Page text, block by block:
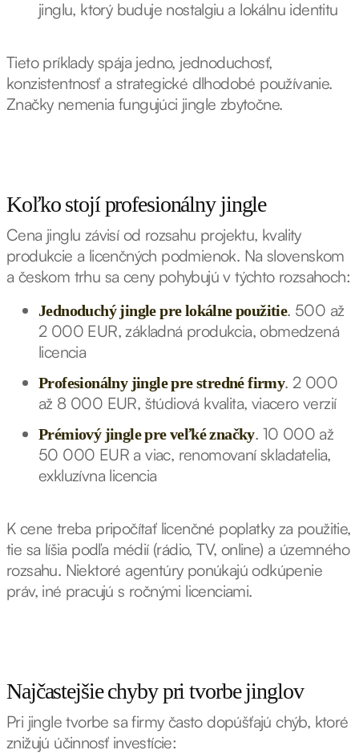
jinglu, ktorý buduje nostalgiu a lokálnu identitu
Tieto príklady spája jedno, jednoduchosť,
konzistentnosť a strategické dlhodobé používanie.
Značky nemenia fungujúci jingle zbytočne.
Koľko stojí profesionálny jingle
Cena jinglu závisí od rozsahu projektu, kvality
produkcie a licenčných podmienok. Na slovenskom
a českom trhu sa ceny pohybujú v týchto rozsahoch:
Jednoduchý jingle pre lokálne použitie. 500 až
2 000 EUR, základná produkcia, obmedzená
licencia
Profesionálny jingle pre stredné firmy. 2 000
až 8 000 EUR, štúdiová kvalita, viacero verzií
Prémiový jingle pre veľké značky. 10 000 až
50 000 EUR a viac, renomovaní skladatelia,
exkluzívna licencia
K cene treba pripočítať licenčné poplatky za použitie,
tie sa líšia podľa médií (rádio, TV, online) a územného
rozsahu. Niektoré agentúry ponúkajú odkúpenie
práv, iné pracujú s ročnými licenciami.
Najčastejšie chyby pri tvorbe jinglov
Pri jingle tvorbe sa firmy často dopúšťajú chýb, ktoré
znižujú účinnosť investície: